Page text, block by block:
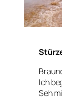
Ich
Seh